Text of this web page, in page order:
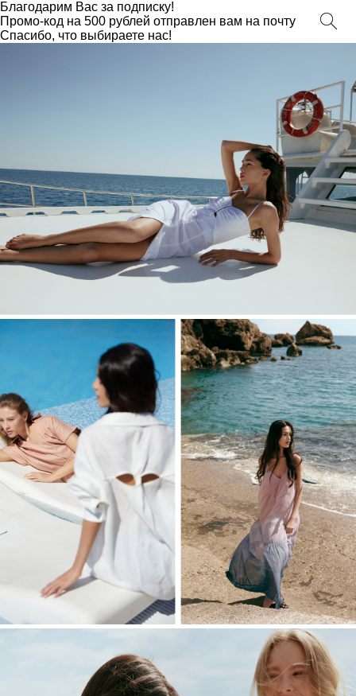
Благодарим Вас за подписку!
Промо-код на 500 рублей отправлен вам на почту
Спасибо, что выбираете нас!